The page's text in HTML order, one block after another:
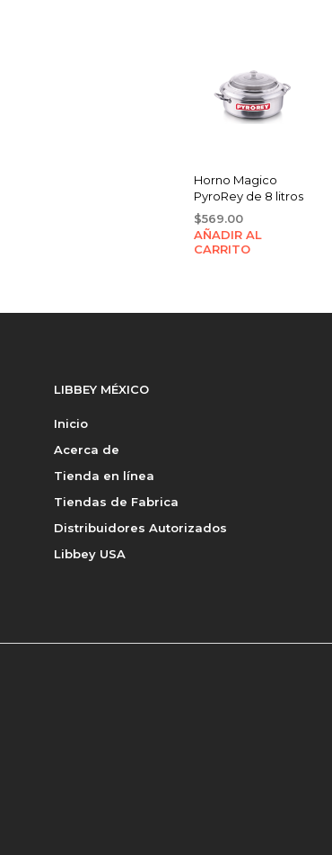
Horno Magico
PyroRey de 8 litros
$569.00
AÑADIR AL
CARRITO
LIBBEY MÉXICO
Inicio
Acerca de
Tienda en línea
Tiendas de Fabrica
Distribuidores Autorizados
Libbey USA